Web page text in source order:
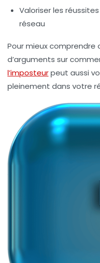
Valoriser les
réseau
Pour mieux comprendre
d’arguments sur
l’imposteurpeut aussi
pleinement dans votre